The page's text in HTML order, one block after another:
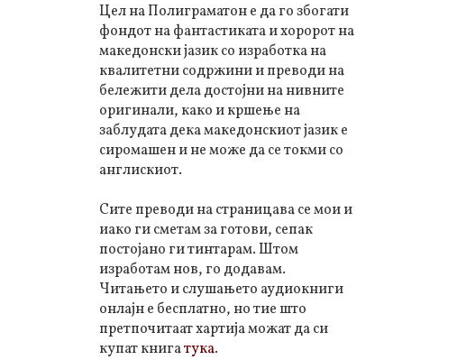
Цел на Полиграматон е да го збогати
фондот на фантастиката и хоророт на
македонски јазик со изработка на
квалитетни содржини и преводи на
бележити дела достојни на нивните
оригинали, како и кршење на
заблудата дека македонскиот јазик е
сиромашен и не може да се токми со
англискиот.
Сите преводи на страницава се мои и
иако ги сметам за готови, сепак
постојано ги тинтарам. Штом
изработам нов, го додавам.
Читањето и слушањето аудиокниги
онлајн е бесплатно, но тие што
претпочитаат хартија можат да си
купат книгатука.